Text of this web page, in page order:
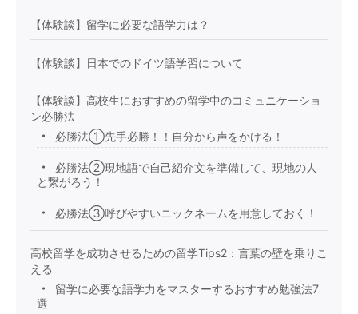
【体験談】留学に必要な語学力は？
【体験談】日本でのドイツ語学習について
【体験談】高校生におすすめの留学中のコミュニケーショ
ン必勝法
必勝法①先手必勝！！自分から声をかける！
必勝法②現地語で自己紹介文を準備して、現地の人
と繋がろう！
必勝法③呼びやすいニックネームを用意しておく！
高校留学を成功させるための留学Tips2：言葉の壁を乗りこ
える
留学に必要な語学力をマスターするおすすめ勉強法7
選